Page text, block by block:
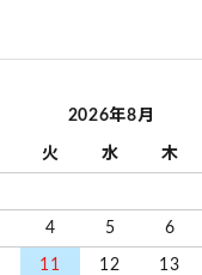
2026年8月
火 水 木
4 5 6
11 12 13